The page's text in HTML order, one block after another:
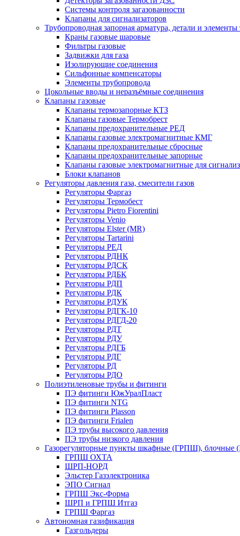
Системы контроля загазованности
Клапаны для сигнализаторов
Трубопроводная запорная арматура, детали и элементы
Краны газовые шаровые
Фильтры газовые
Задвижки для газа
Изолирующие соединения
Сильфонные компенсаторы
Элементы трубопровода
Цокольные вводы и неразъёмные соединения
Клапаны газовые
Клапаны термозапорные КТЗ
Клапаны газовые Термобрест
Клапаны предохранительные РЕД
Клапаны газовые электромагнитные КМГ
Клапаны предохранительные сбросные
Клапаны предохранительные запорные
Клапаны газовые электромагнитные для
Блоки клапанов
Регуляторы давления газа, смесители газов
Регуляторы Фаргаз
Регуляторы Термобест
Регуляторы Pietro Fiorentini
Регуляторы Venio
Регуляторы Elster (MR)
Регуляторы Tartarini
Регуляторы РЕД
Регуляторы РДНК
Регуляторы РДСК
Регуляторы РДБК
Регуляторы РДП
Регуляторы РДК
Регуляторы РДУК
Регуляторы РДГК-10
Регуляторы РДГД-20
Регуляторы РДТ
Регуляторы РДУ
Регуляторы РДГБ
Регуляторы РДГ
Регуляторы РД
Регуляторы РДО
Полиэтиленовые трубы и фитинги
ПЭ фитинги ЮжУралПласт
ПЭ фитинги NTG
ПЭ фитинги Plasson
ПЭ фитинги Frialen
ПЭ трубы высокого давления
ПЭ трубы низкого давления
Газорегуляторные пункты шкафные (ГРПШ), блочные
ГРПШ ОХТА
ШРП-НОРД
Эльстер Газэлектроника
ЭПО Сигнал
ГРПШ Экс-Форма
ШРП и ГРПШ Итгаз
ГРПШ Фаргаз
Автономная газификация
Газгольдеры